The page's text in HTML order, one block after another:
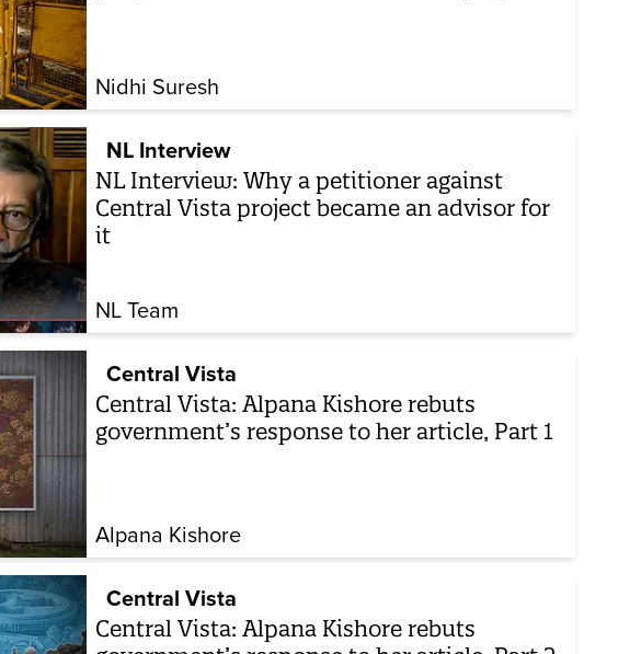
Nidhi Suresh
NL Interview
NL Interview: Why a petitioner against
Central Vista project became an advisor for
it
NL Team
Central Vista
Central Vista: Alpana Kishore rebuts
government’s response to her article, Part 1
Alpana Kishore
Central Vista
Central Vista: Alpana Kishore rebuts